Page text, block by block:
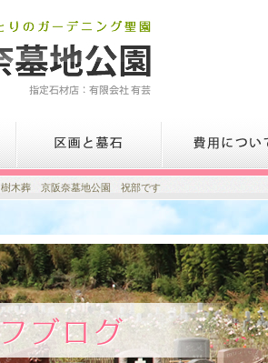
樹木葬 京阪奈墓地公園 祝部です